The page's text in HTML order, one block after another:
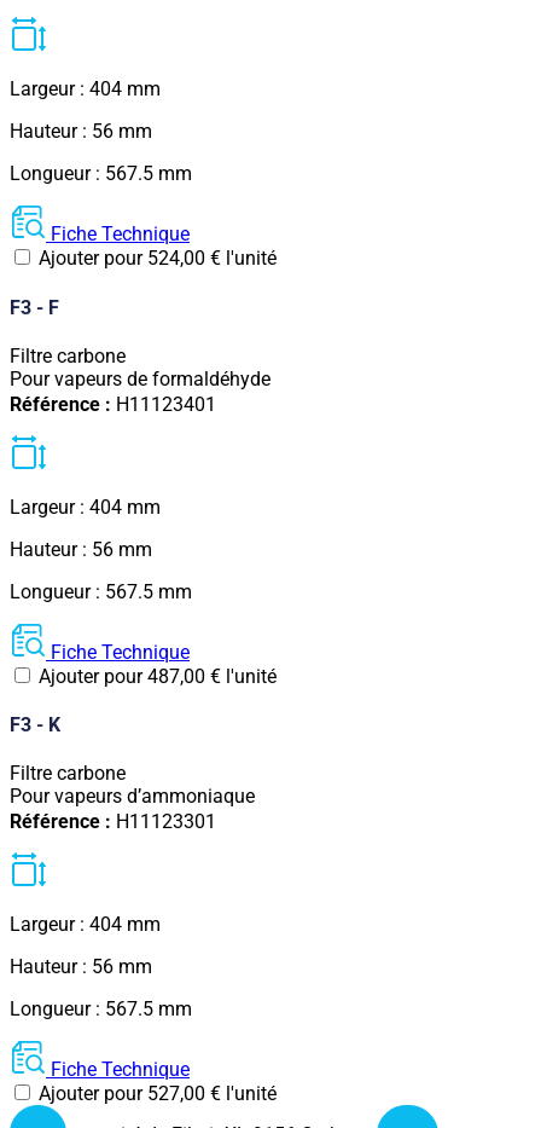
Largeur : 404 mm
Hauteur : 56 mm
Longueur : 567.5 mm
Fiche Technique
Ajouter pour 524,00 € l'unité
F3 - F
Filtre carbone
Pour vapeurs de formaldéhyde
Référence : H11123401
Largeur : 404 mm
Hauteur : 56 mm
Longueur : 567.5 mm
Fiche Technique
Ajouter pour487,00 € l'unité
F3 - K
Filtre carbone
Pour vapeurs d’ammoniaque
Référence : H11123301
Largeur : 404 mm
Hauteur : 56 mm
Longueur : 567.5 mm
Fiche Technique
Ajouter pour 527,00 € l'unité